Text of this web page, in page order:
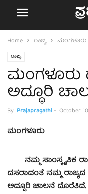
Home ರಾಜ್ಯ ಮಂಗಳೂರು
ರಾಜ್ಯ
ಮಂಗಳೂರು
ಅದ್ಧೂರಿ
By Prajapragathi- October
ಮಂಗಳೂರು
ನಮ್ಮ ಸಾಂಸ್ಕೃತಿಕ
ದಸರಾದಂತೆ ನಮ್ಮ
ಅದ್ಧೂರಿ ಚಾಲನೆ ದೊರೆತಿದೆ.